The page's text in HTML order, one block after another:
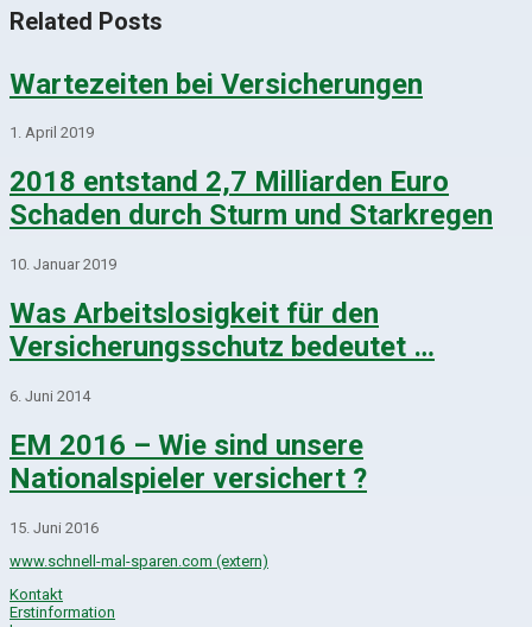
Related Posts
Wartezeiten bei Versicherungen
1. April 2019
2018 entstand 2,7 Milliarden Euro
Schaden durch Sturm und Starkregen
10. Januar 2019
Was Arbeitslosigkeit für den
Versicherungsschutz bedeutet …
6. Juni 2014
EM 2016 – Wie sind unsere
Nationalspieler versichert ?
15. Juni 2016
www.schnell-mal-sparen.com (extern)
Kontakt
Erstinformation